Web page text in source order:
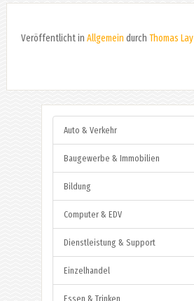
Veröffentlicht in Allgemein durch Thomas Lay
Auto & Verkehr
Baugewerbe & Immobilien
Bildung
Computer & EDV
Dienstleistung & Support
Einzelhandel
Essen & Trinken